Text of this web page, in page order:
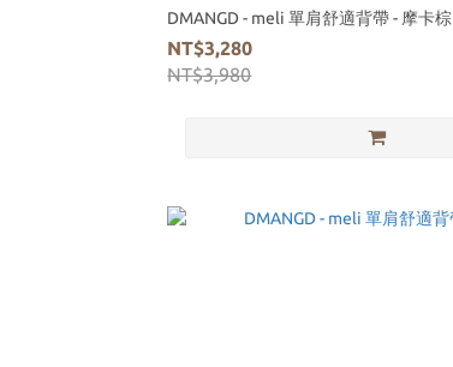
DMANGD - meli 單肩舒適背帶 - 摩卡棕
NT$3,280
NT$3,980